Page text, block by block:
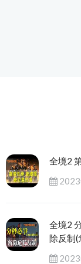
全境2
全境2
除反制(